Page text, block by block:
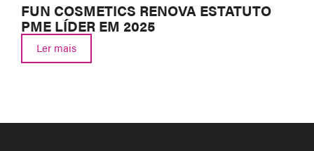
FUN COSMETICS RENOVA ESTATUTO
PME LÍDER EM 2025
Ler mais